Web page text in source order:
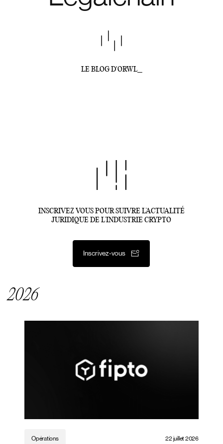
LE BLOG D'ORWL_
INSCRIVEZ VOUS POUR SUIVRE L’ACTUALITÉ
JURIDIQUE DE L’INDUSTRIE CRYPTO
Inscrivez-vous
2026
Opérations 22 juillet 2026